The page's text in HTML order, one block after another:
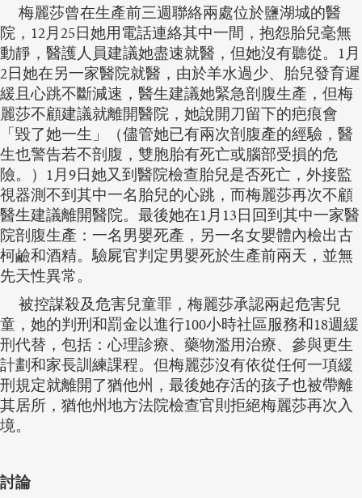
梅麗莎曾在生產前三週聯絡兩處位於鹽湖城的醫
院，12月25日她用電話連絡其中一間，抱怨胎兒毫無
動靜，醫護人員建議她盡速就醫，但她沒有聽從。1月
2日她在另一家醫院就醫，由於羊水過少、胎兒發育遲
緩且心跳不斷減速，醫生建議她緊急剖腹生產，但梅
麗莎不顧建議就離開醫院，她說開刀留下的疤痕會
「毀了她一生」（儘管她已有兩次剖腹產的經驗，醫
生也警告若不剖腹，雙胞胎有死亡或腦部受損的危
險。）1月9日她又到醫院檢查胎兒是否死亡，外接監
視器測不到其中一名胎兒的心跳，而梅麗莎再次不顧
醫生建議離開醫院。最後她在1月13日回到其中一家醫
院剖腹生產：一名男嬰死產，另一名女嬰體內檢出古
柯鹼和酒精。驗屍官判定男嬰死於生產前兩天，並無
先天性異常。
被控謀殺及危害兒童罪，梅麗莎承認兩起危害兒
童，她的判刑和罰金以進行100小時社區服務和18週緩
刑代替，包括：心理診療、藥物濫用治療、參與更生
計劃和家長訓練課程。但梅麗莎沒有依從任何一項緩
刑規定就離開了猶他州，最後她存活的孩子也被帶離
其居所，猶他州地方法院檢查官則拒絕梅麗莎再次入
境。
討論